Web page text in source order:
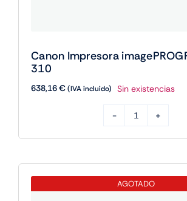
Canon Impresora
310
638,16€(IVA incluido) Sin existencias
Impresora
310
AGOTADO